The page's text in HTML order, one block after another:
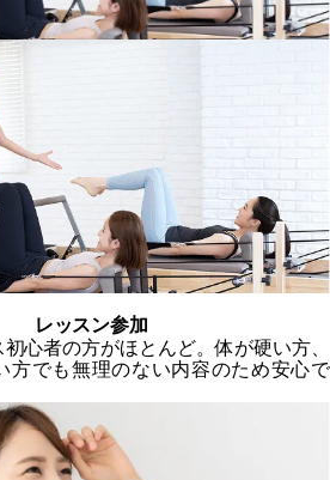
レッスン参加
心者の方がほとんど。体が硬い方、
方でも無理のない内容のため安心で